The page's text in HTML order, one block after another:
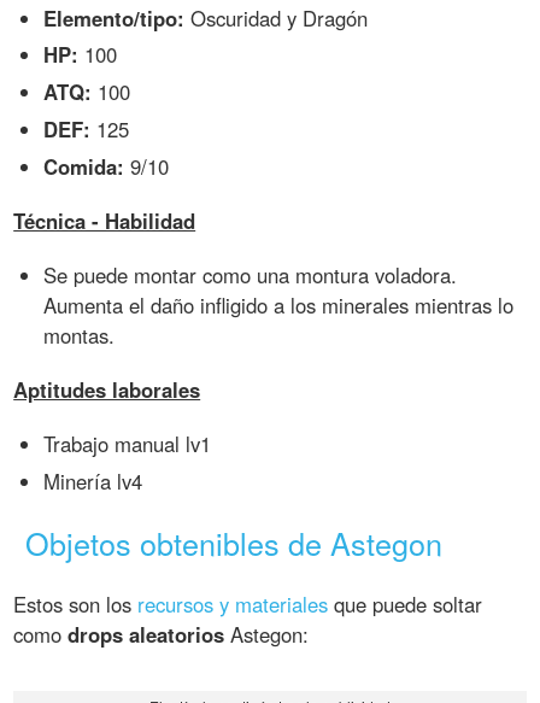
Elemento/tipo: Oscuridad y Dragón
HP: 100
ATQ: 100
DEF: 125
Comida: 9/10
Técnica - Habilidad
Se puede montar como una montura voladora.
Aumenta el daño infligido a los minerales mientras lo
montas.
Aptitudes laborales
Trabajo manual lv1
Minería lv4
Objetos obtenibles de Astegon
Estos son los recursos y materiales que puede soltar
comodrops aleatorios Astegon: